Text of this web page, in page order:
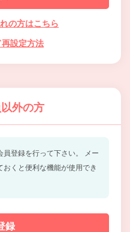
の方はこちら
設定方法
外の方
登録を行って下さい。
メー
おくと便利な機能が使用でき
録